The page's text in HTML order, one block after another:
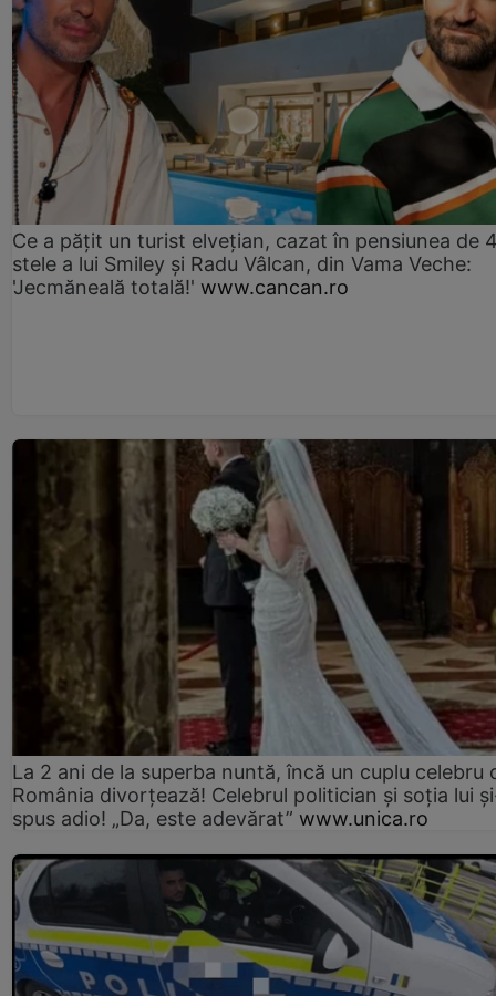
Ce a pățit un turist elvețian, cazat în pensiunea de
stele a lui Smiley și Radu Vâlcan, din Vama Veche:
'Jecmăneală totală!' www.cancan.ro
La 2 ani de la superba nuntă, încă un cuplu celebru
România divorțează! Celebrul politician și soția lui
spus adio! „Da, este adevărat” www.unica.ro